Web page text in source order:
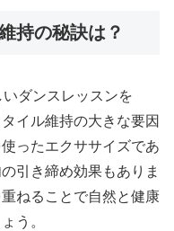
持の秘訣は？
ダンスレッスンを
イル維持の大きな要因
ったエクササイズであ
引き締め効果もありま
ねることで自然と健康
う。